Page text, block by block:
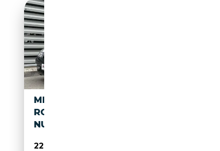
MERCEDES-BENZ SLK 300
ROADSTER /1 HAND /ORGINAL
NUR 26900KM/
22 990€